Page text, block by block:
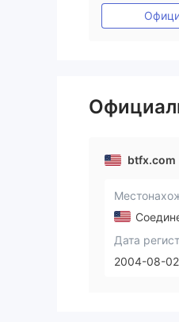
btfx.com
Дата
2004-08-02